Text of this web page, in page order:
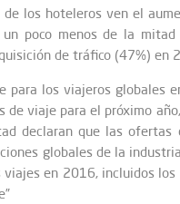
de los hoteleros ven el
poco menos de la
de tráfico (47%) en
para los viajeros globales
de viaje para el próximo
declaran que las ofertas
globales de la
viajes en 2016, incluidos